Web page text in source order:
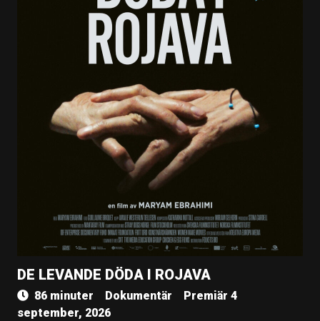
DE LEVANDE DÖDA I ROJAVA
86 minuter Dokumentär
Premiär 4
september, 2026